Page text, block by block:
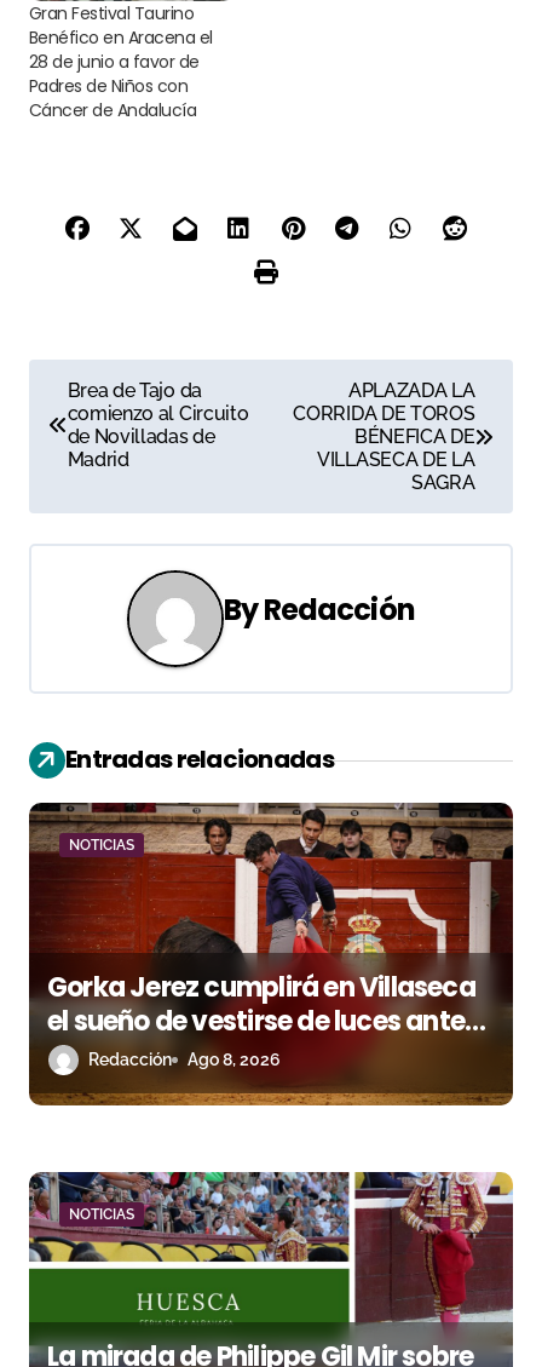
Gran Festival Taurino
Benéfico en Aracena el
28 de junio a favor de
Padres de Niños con
Cáncer de Andalucía
a
e
c
i
ó
n
e
e
n
t
a
d
a
s
Brea de Tajo da
comienzo al Circuito
de Novilladas de
Madrid
APLAZADA LA
CORRIDA DE TOROS
BÉNEFICA DE
VILLASECA DE LA
SAGRA
ByRedacción
Entradas relacionadas
NOTICIAS
Gorka Jerez cumplirá en Villaseca
el sueño de vestirse de luces ante
los suyos
Redacción Ago 8, 2026
NOTICIAS
La mirada de Philippe Gil Mir sobre